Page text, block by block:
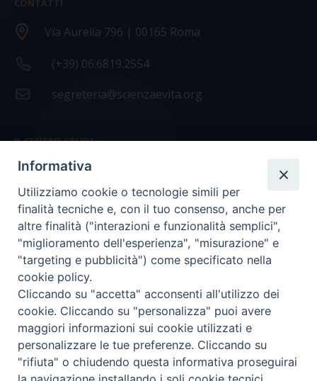
CONTATTI
Via Aurelia 796 | 00165 Roma
(+39) 06.6819.2554
segreteria@scienzaevita.org
IL CENTRO STUDI
La nostra storia
Statuto
Presidenza e ufficio presidenza
Consiglio scientifico
Coordinamento nazionale
COPYRIGHT Scienza & Vita - C.F96600690588- Tutti i
Informativa
Utilizziamo cookie o tecnologie simili per
finalità tecniche e, con il tuo consenso, anche per
altre finalità ("interazioni e funzionalità semplici",
"miglioramento dell'esperienza", "misurazione" e
"targeting e pubblicità") come specificato nella
cookie policy.
Cliccando su "accetta" acconsenti all'utilizzo dei
cookie. Cliccando su "personalizza" puoi avere
maggiori informazioni sui cookie utilizzati e
personalizzare le tue preferenze. Cliccando su
"rifiuta" o chiudendo questa informativa proseguirai